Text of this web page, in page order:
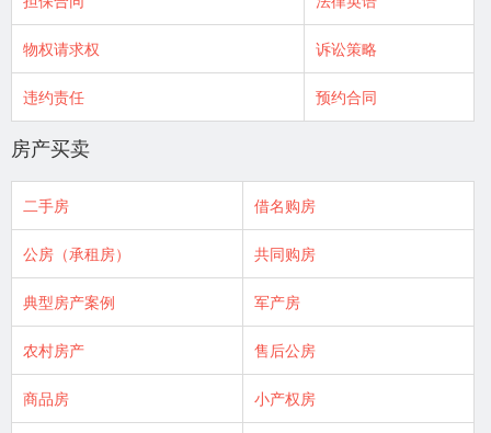
物权请求权 诉讼策略
违约责任 预约合同
房产买卖
二手房 借名购房
公房（承租房） 共同购房
典型房产案例 军产房
农村房产 售后公房
商品房 小产权房